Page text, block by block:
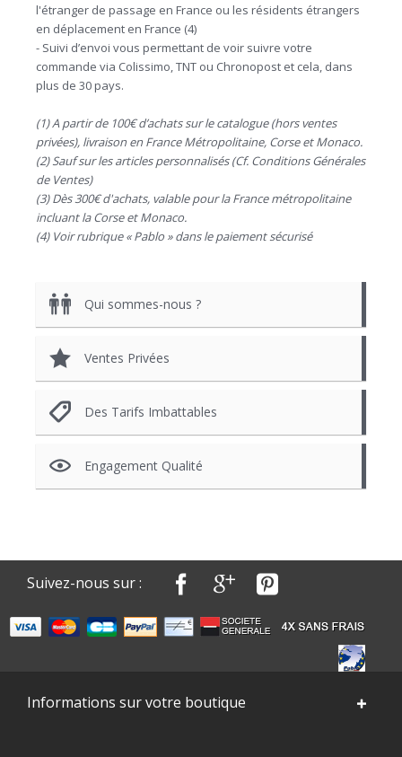
l'étranger de passage en France ou les résidents étrangers
en déplacement en France (4)
- Suivi d’envoi vous permettant de voir suivre votre
commande via Colissimo, TNT ou Chronopost et cela, dans
plus de 30 pays.
(1) A partir de 100€ d’achats sur le catalogue (hors ventes
privées), livraison en France Métropolitaine, Corse et Monaco.
(2) Sauf sur les articles personnalisés (Cf. Conditions Générales
de Ventes)
(3) Dès 300€ d'achats, valable pour la France métropolitaine
incluant la Corse et Monaco.
(4) Voir rubrique « Pablo » dans le paiement sécurisé
Qui sommes-nous ?
Ventes Privées
Des Tarifs Imbattables
Engagement Qualité
Suivez-nous sur :
Informations sur votre boutique